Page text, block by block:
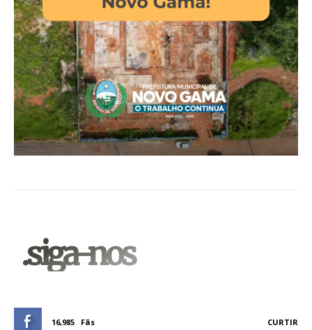
.siga-nos
16,985 Fãs CURTIR